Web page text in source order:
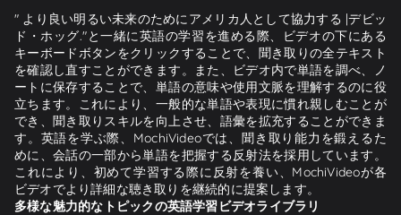
" より良い明るい未来のためにアメリカ人として協力する |デビッ
ド・ホッグ."と一緒に英語の学習を進める際、ビデオの下にある
キーボードボタンをクリックすることで、聞き取りの全テキスト
を確認し直すことができます。また、ビデオ内で単語を調べ、ノ
ートに保存することで、単語の意味や使用文脈を理解するのに役
立ちます。これにより、一般的な単語や表現に慣れ親しむことが
でき、聞き取りスキルを向上させ、語彙を拡充することができま
す。英語を学ぶ際、MochiVideoでは、聞き取り能力を鍛えるた
めに、会話の一部から単語を把握する反射法を採用しています。
これにより、初めて学習する際に反射を養い、MochiVideoが各
ビデオでより詳細な聴き取りを継続的に提案します。
多様な魅力的なトピックの英語学習ビデオライブラリ